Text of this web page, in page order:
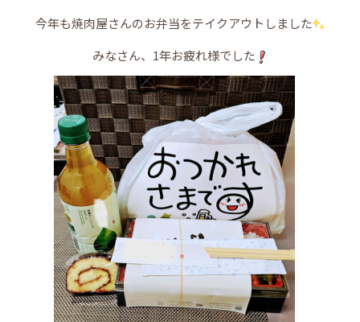
今年も焼肉屋さんのお弁当をテイクアウトしました
みなさん、1年お疲れ様でした